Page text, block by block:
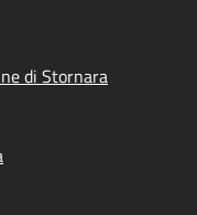
di Stornara